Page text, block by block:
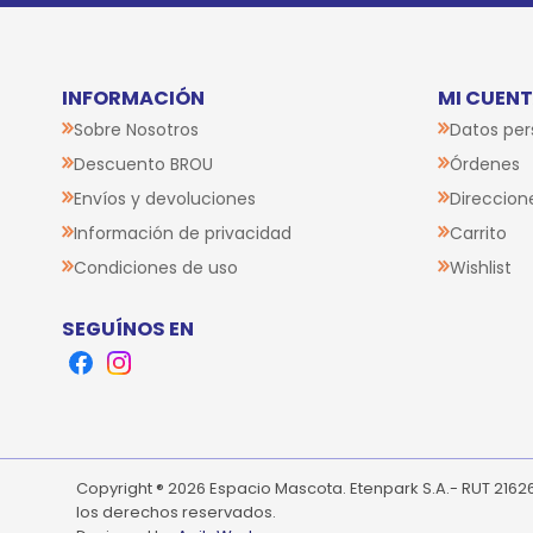
INFORMACIÓN
Sobre Nosotros
Descuento BROU
Envíos y devoluciones
Información de privacidad
Condiciones de uso
MI
Datos
Órdenes
Carrito
Wishlist
SEGUÍNOS EN
FacebookInstagram
Copyright ® 2026 Espacio Mascota. Etenpark S.A.- RUT
los derechos reservados.